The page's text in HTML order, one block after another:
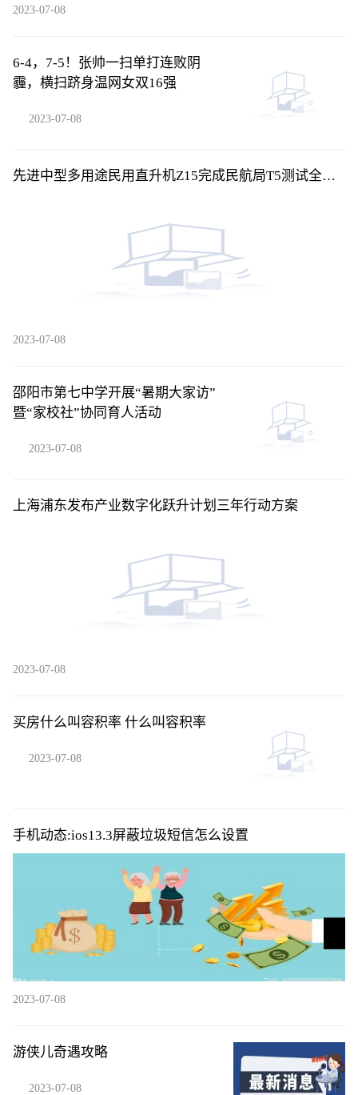
2023-07-08
6-4，7-5！张帅一扫单打连败阴
霾，横扫跻身温网女双16强
2023-07-08
先进中型多用途民用直升机Z15完成民航局T5测试全部
2023-07-08
邵阳市第七中学开展“暑期大家访”
暨“家校社”协同育人活动
2023-07-08
上海浦东发布产业数字化跃升计划三年行动方案
2023-07-08
买房什么叫容积率 什么叫容积率
2023-07-08
手机动态:ios13.3屏蔽垃圾短信怎么设置
2023-07-08
游侠儿奇遇攻略
2023-07-08